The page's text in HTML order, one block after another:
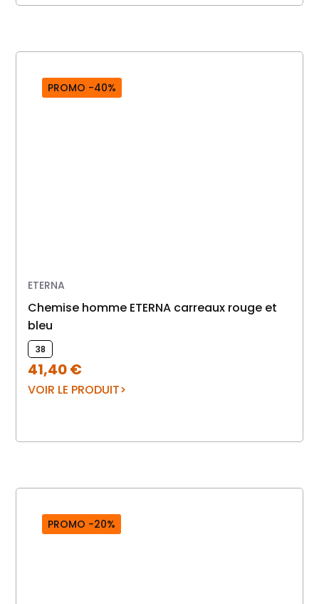
PROMO -40%
ETERNA
Chemise homme ETERNA carreaux rouge et
bleu
38
41,40€
VOIR LE PRODUIT
PROMO -20%